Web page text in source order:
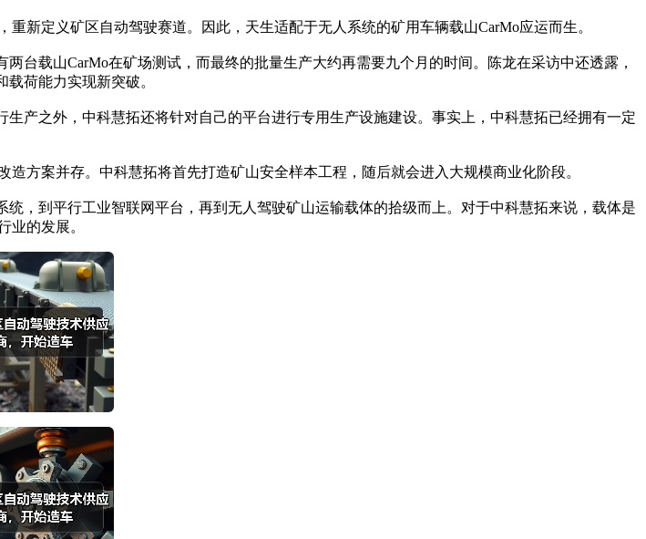
定义矿区自动驾驶赛道。因此，天生适配于无人系统的矿用车辆载山CarMo应运而生。
载山CarMo在矿场测试，而最终的批量生产大约再需要九个月的时间。陈龙在采访中还透露，
荷能力实现新突破。
之外，中科慧拓还将针对自己的平台进行专用生产设施建设。事实上，中科慧拓已经拥有一定
案并存。中科慧拓将首先打造矿山安全样本工程，随后就会进入大规模商业化阶段。
到平行工业智联网平台，再到无人驾驶矿山运输载体的拾级而上。对于中科慧拓来说，载体是
业的发展。